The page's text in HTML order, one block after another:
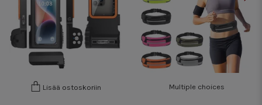
Lisää ostoskoriin Multiple choices